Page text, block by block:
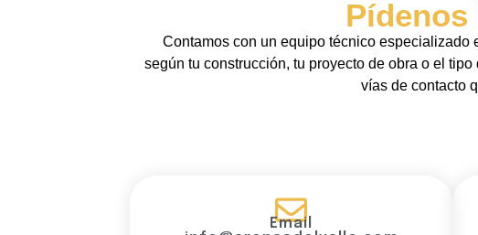
Contamos con un equipo técnico especializado
según tu construcción, tu proyecto de obra o el
vías de contacto
Email